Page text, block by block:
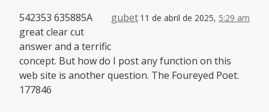
gubet 11 de abril de 2025, 5:29 am
542353 635885A
great clear cut
answer and a terrific
concept. But how do I post any function on this
web site is another question. The Foureyed Poet.
177846